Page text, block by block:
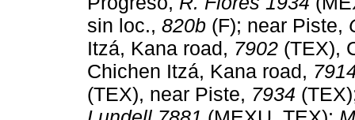
sin loc., 820b (F); near Piste,
Itzá, Kana road, 7902 (TEX),
Chichen Itzá, Kana road,
(TEX), near Piste, 7934